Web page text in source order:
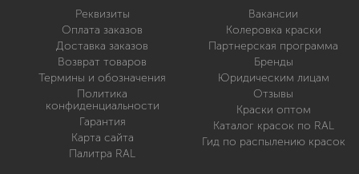
Реквизиты
Оплата заказов
Доставка заказов
Возврат товаров
Термины и обозначения
Политика
конфиденциальности
Гарантия
Карта сайта
Палитра RAL
Вакансии
Колеровка краски
Партнерская программа
Бренды
Юридическим лицам
Отзывы
Краски оптом
Каталог красок по RAL
Гид по распылению красок